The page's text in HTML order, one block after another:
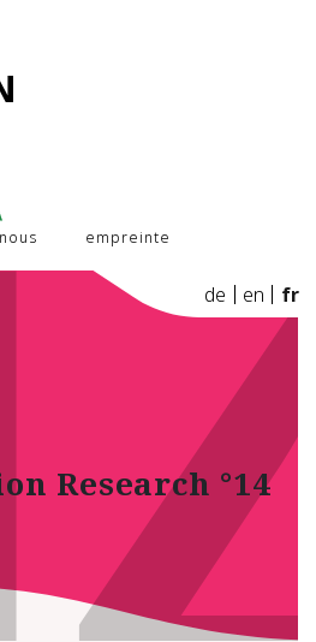
empreinte
de en fr
Research °14